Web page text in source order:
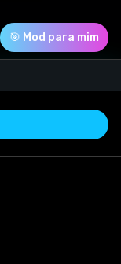
🎯 Mod para mim